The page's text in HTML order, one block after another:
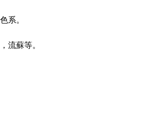
系。
流蘇等。